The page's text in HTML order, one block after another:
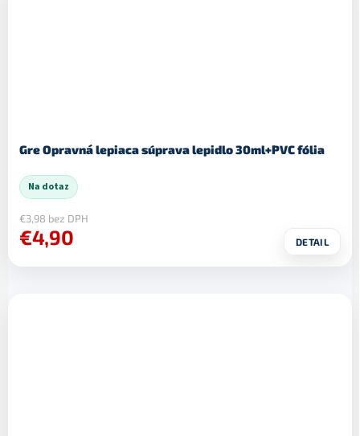
Gre Opravná lepiaca súprava lepidlo 30ml+PVC fólia
Na dotaz
€3,98 bez DPH
€4,90 DETAIL